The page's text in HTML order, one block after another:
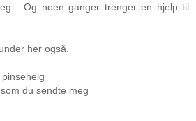
Og noen ganger trenger en hjelp til
her også.
du sendte meg